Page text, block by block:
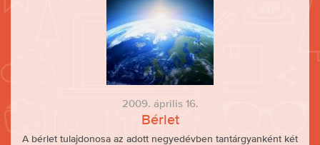
2009. április 16.
Bérlet
A bérlet tulajdonosa az adott negyedévben tantárgyanként két